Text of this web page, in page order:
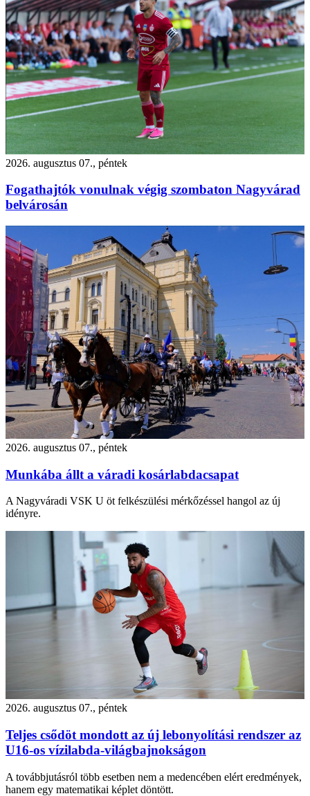
2026. augusztus 07., péntek
Fogathajtók vonulnak végig szombaton Nagyvárad
belvárosán
2026. augusztus 07., péntek
Munkába állt a váradi kosárlabdacsapat
A Nagyváradi VSK U öt felkészülési mérkőzéssel hangol az új
idényre.
2026. augusztus 07., péntek
Teljes csődöt mondott az új lebonyolítási rendszer az
U16-os vízilabda-világbajnokságon
A továbbjutásról több esetben nem a medencében elért eredmények,
hanem egy matematikai képlet döntött.